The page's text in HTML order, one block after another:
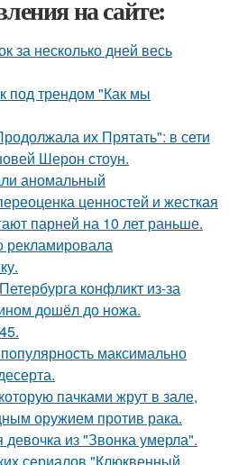
на сайте:
за несколько дней весь
под трендом "Как мы
их Прятать": в сети
Шерон стоун.
аномальный
ценностей и жесткая
парней на 10 лет раньше.
рекламировала
конфликт из-за
дошёл до ножа.
максимально
пачками жрут в зале,
оружием против рака.
из "Звонка умерла".